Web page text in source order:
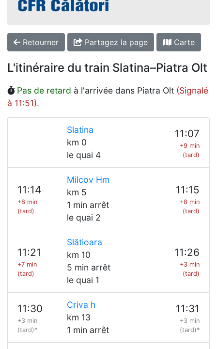
Retourner Partagez la page Carte
L'itinéraire du train Slatina–Piatra Olt
Pas de retard à l'arrivée dans Piatra Olt (Signalé
à 11:51).
Slatina
km 0
le quai 4
11:07
+9 min
(tard)
11:14
+8 min
(tard)
Milcov Hm
km 5
1 min arrêt
le quai 2
11:15
+8 min
(tard)
11:21
+7 min
(tard)
Slătioara
km 10
5 min arrêt
le quai 1
11:26
+3 min
(tard)
11:30
+3 min
(tard)*
Criva h
km 13
1 min arrêt
11:31
+3 min
(tard)*